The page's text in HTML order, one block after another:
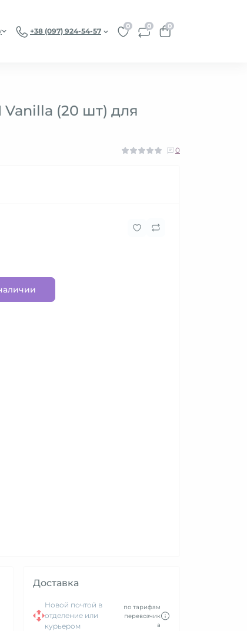
+38 (097) 924-54-57
0 0 0
(20 шт) для
0
Доставка
Новой почтой в
отделение или
курьером
по тарифам
перевозчик
а